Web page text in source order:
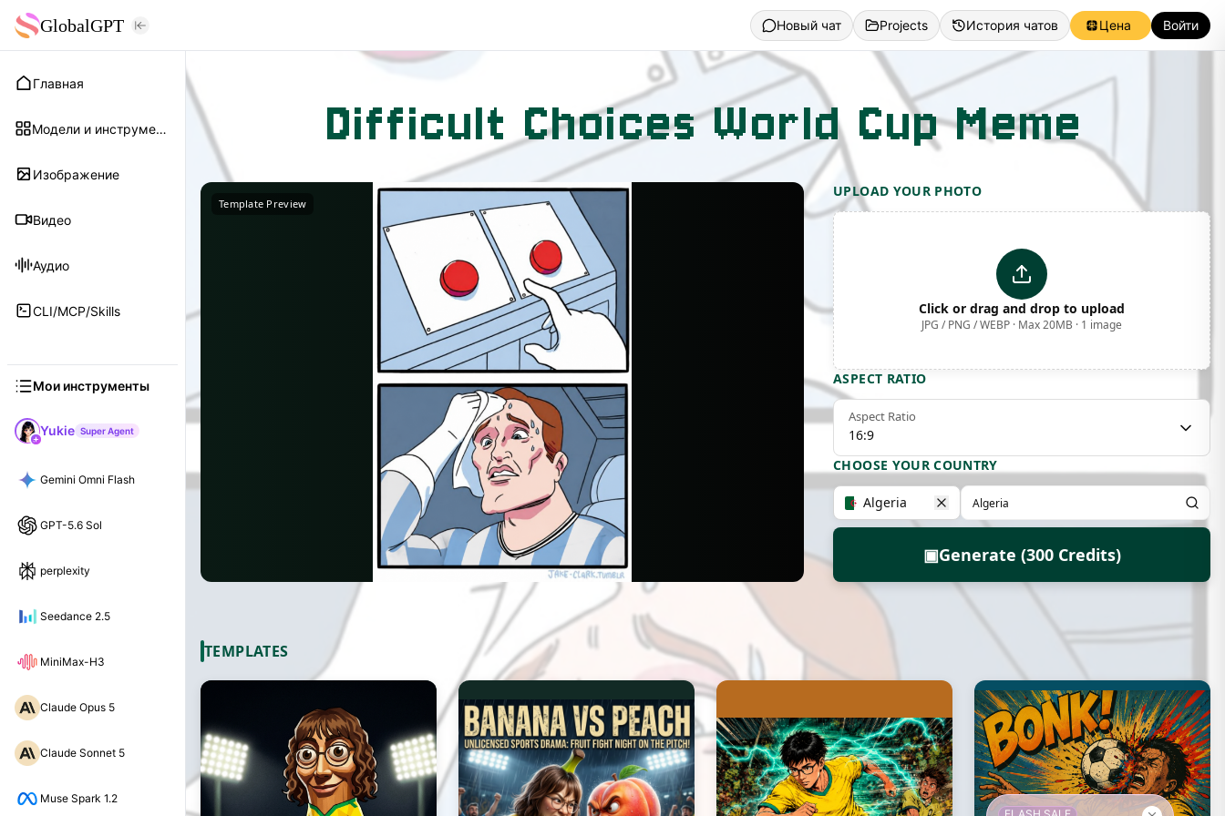
GlobalGPT
Главная
Модели и инструменты
Изображение
Видео
Аудио
CLI/MCP/Skills
Мои инструменты
Yukie Super Agent
Gemini Omni Flash
GPT-5.6 Sol
perplexity
Seedance 2.5
MiniMax-H3
Claude Opus 5
Claude Sonnet 5
Muse Spark 1.2
Новый чат Projects История чатов Цена Войти
Difficult Choices World Cup Meme
Template Preview
UPLOAD YOUR PHOTO
Click or drag and drop to upload
JPG / PNG / WEBP · Max 20MB · 1 image
ASPECT RATIO
Aspect Ratio
16:9
CHOOSE YOUR COUNTRY
Algeria
▣Generate (300 Credits)
TEMPLATES